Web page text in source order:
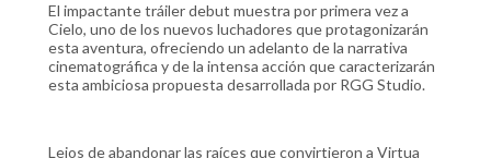
El impactante tráiler debut muestra por primera vez a
Cielo, uno de los nuevos luchadores que protagonizarán
esta aventura, ofreciendo un adelanto de la narrativa
cinematográfica y de la intensa acción que caracterizarán
esta ambiciosa propuesta desarrollada por RGG Studio.
Lejos de abandonar las raíces que convirtieron a Virtua